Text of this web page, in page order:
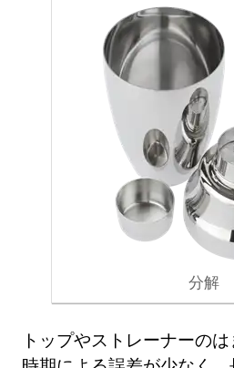
分解
トップやストレーナーの